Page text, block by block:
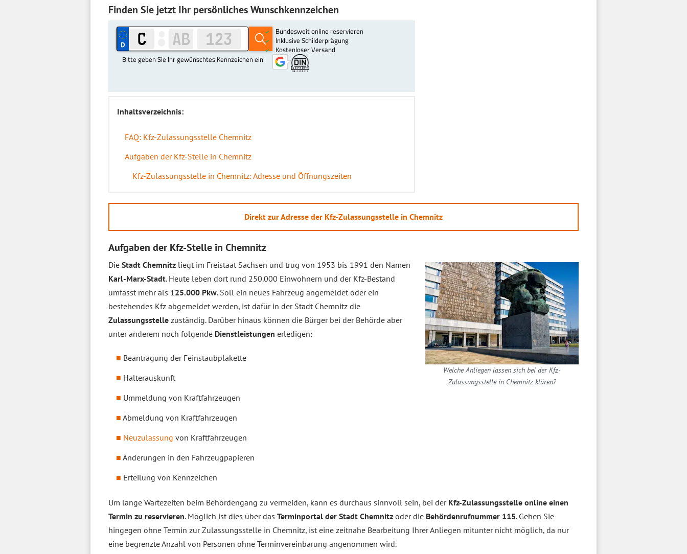
Finden Sie jetzt Ihr persönliches Wunschkennzeichen
Inhaltsverzeichnis:
FAQ: Kfz-Zulassungsstelle Chemnitz
Aufgaben der Kfz-Stelle in Chemnitz
Kfz-Zulassungsstelle in Chemnitz: Adresse und Öffnungszeiten
Direkt zur Adresse der Kfz-Zulassungsstelle in Chemnitz
Aufgaben der Kfz-Stelle in Chemnitz
Welche Anliegen lassen sich bei der Kfz-
Zulassungsstelle in Chemnitz klären?
Die Stadt Chemnitz liegt im Freistaat Sachsen und trug von 1953 bis 1991 den Namen
Karl-Marx-Stadt. Heute leben dort rund 250.000 Einwohnern und der Kfz-Bestand
umfasst mehr als 125.000 Pkw. Soll ein neues Fahrzeug angemeldet oder ein
bestehendes Kfz abgemeldet werden, ist dafür in der Stadt Chemnitz die
Zulassungsstelle zuständig. Darüber hinaus können die Bürger bei der Behörde aber
unter anderem noch folgende Dienstleistungen erledigen:
Beantragung der Feinstaubplakette
Halterauskunft
Ummeldung von Kraftfahrzeugen
Abmeldung von Kraftfahrzeugen
Neuzulassung von Kraftfahrzeugen
Änderungen in den Fahrzeugpapieren
Erteilung von Kennzeichen
Um lange Wartezeiten beim Behördengang zu vermeiden, kann es durchaus sinnvoll sein, bei der Kfz-Zulassungsstelle online einen
Termin zu reservieren. Möglich ist dies über das Terminportal der Stadt Chemnitz oder die Behördenrufnummer 115. Gehen Sie
hingegen ohne Termin zur Zulassungsstelle in Chemnitz, ist eine zeitnahe Bearbeitung Ihrer Anliegen mitunter nicht möglich, da nur
eine begrenzte Anzahl von Personen ohne Terminvereinbarung angenommen wird.